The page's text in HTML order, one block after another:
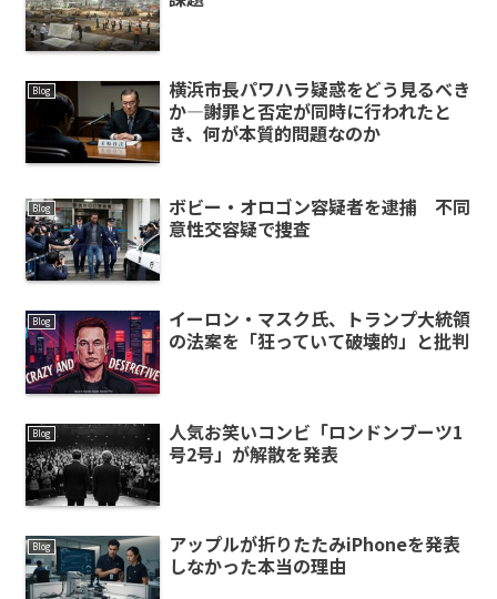
Blog
横浜市長パワハラ疑惑をどう見るべき
か―謝罪と否定が同時に行われたと
き、何が本質的問題なのか
Blog
ボビー・オロゴン容疑者を逮捕 不同
意性交容疑で捜査
Blog
イーロン・マスク氏、トランプ大統領
の法案を「狂っていて破壊的」と批判
Blog
人気お笑いコンビ「ロンドンブーツ1
号2号」が解散を発表
Blog
アップルが折りたたみiPhoneを発表
しなかった本当の理由